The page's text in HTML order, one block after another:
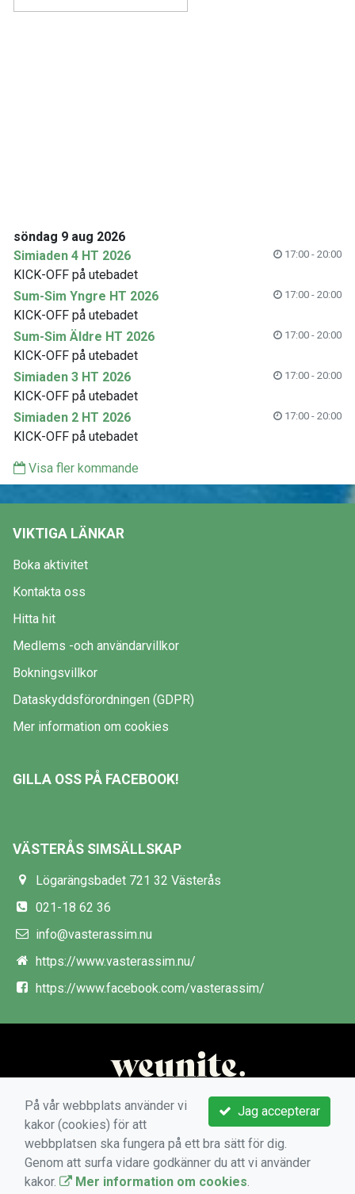
söndag 9 aug 2026
Simiaden 4 HT 2026
17:00 - 20:00
KICK-OFF på utebadet
Sum-Sim Yngre HT 2026
17:00 - 20:00
KICK-OFF på utebadet
Sum-Sim Äldre HT 2026
17:00 - 20:00
KICK-OFF på utebadet
Simiaden 3 HT 2026
17:00 - 20:00
KICK-OFF på utebadet
Simiaden 2 HT 2026
17:00 - 20:00
KICK-OFF på utebadet
Visa fler kommande
VIKTIGA LÄNKAR
Boka aktivitet
Kontakta oss
Hitta hit
Medlems -och användarvillkor
Bokningsvillkor
Dataskyddsförordningen (GDPR)
Mer information om cookies
GILLA OSS PÅ FACEBOOK!
VÄSTERÅS SIMSÄLLSKAP
Lögarängsbadet 721 32 Västerås
021-18 62 36
info@vasterassim.nu
https://www.vasterassim.nu/
https://www.facebook.com/vasterassim/
Jag accepterar
På vår webbplats använder vi
kakor (cookies) för att
webbplatsen ska fungera på ett bra sätt för dig.
Genom att surfa vidare godkänner du att vi använder
kakor.
Mer information om cookies.